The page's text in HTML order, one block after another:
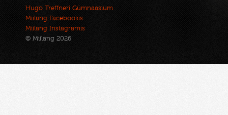
Hugo Treffneri Gümnaasium
Miilang Facebookis
Miilang Instagramis
© Miilang 2026